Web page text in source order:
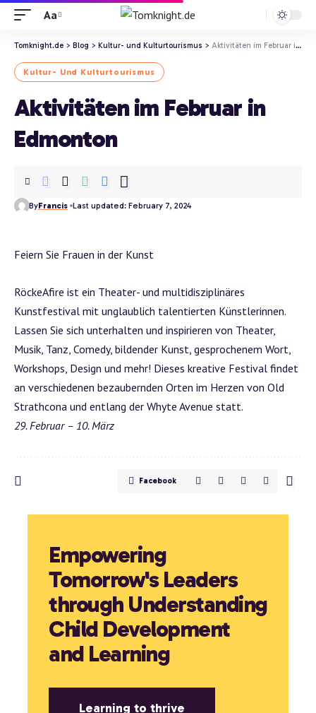
Aa
Tomknight.de > Blog > Kultur- und Kulturtourismus > Aktivitäten im Februar in Edmonton
Kultur- Und Kulturtourismus
Aktivitäten im Februar in
Edmonton
ByFrancis Last updated: February 7, 2024
Feiern Sie Frauen in der Kunst
RöckeAfire ist ein Theater- und multidisziplinäres
Kunstfestival mit unglaublich talentierten Künstlerinnen.
Lassen Sie sich unterhalten und inspirieren von Theater,
Musik, Tanz, Comedy, bildender Kunst, gesprochenem Wort,
Workshops, Design und mehr! Dieses kreative Festival findet
an verschiedenen bezaubernden Orten im Herzen von Old
Strathcona und entlang der Whyte Avenue statt.
29. Februar – 10. März
Facebook
Empowering
Tomorrow's Leaders
through Understanding
Child Development
and Learning
Learning to thrive